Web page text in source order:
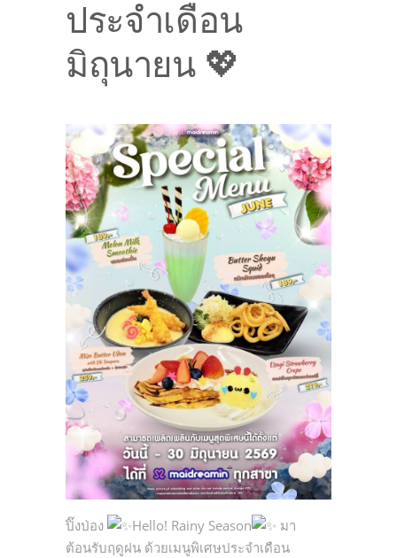
ประจำเดือน
มิถุนายน 💖
ปิ๊งป่อง Hello! Rainy Season
มา
ต้อนรับฤดูฝน ด้วยเมนูพิเศษประจำเดือน